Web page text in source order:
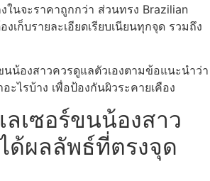
ในจะราคาถูกกว่า ส่วนทรง Brazilian
เก็บรายละเอียดเรียบเนียนทุกจุด รวมถึง
นน้องสาวควรดูแลตัวเองตามข้อแนะนำว่า
ะไรบ้าง เพื่อป้องกันผิวระคายเคือง
ลเซอร์ขนน้องสาว
ด้ผลลัพธ์ที่ตรงจุด